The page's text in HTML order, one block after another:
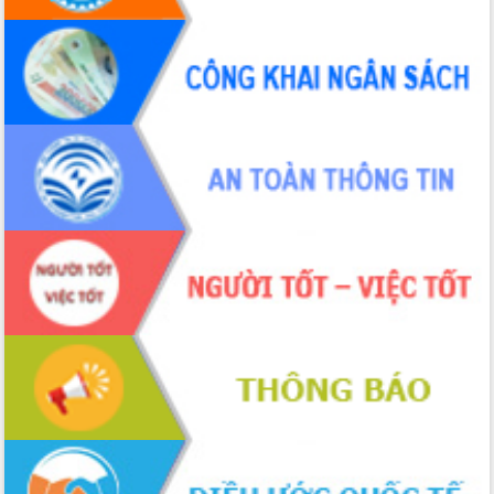
Định vị cà phê Việt Nam như một “di
sản sống” trong dòng chảy toàn cầu
Xây dựng nông thôn mới: Nâng cao đời
sống người dân từ những mô hình thiết
thực
Quyết liệt tháo gỡ vướng mắc, đẩy
nhanh tiến độ các dự án trọng điểm
trong Khu kinh tế Nam Phú Yên
Hòn Yến phát triển du lịch gắn với bảo
tồn biển
Lấy ý kiến điều chỉnh Quy hoạch tỉnh
Đắk Lắk thời kỳ 2021-2030, tầm nhìn
đến năm 2050
Phát động chiến dịch 30 ngày đêm
giải phóng mặt bằng Tuyến đường bộ
ven biển
Đắk Lắk nỗ lực thúc đẩy tăng trưởng
kinh tế từ 10% trở lên trong Quý
II/2026
Đắk Lắk ký kết thỏa thuận hợp tác về